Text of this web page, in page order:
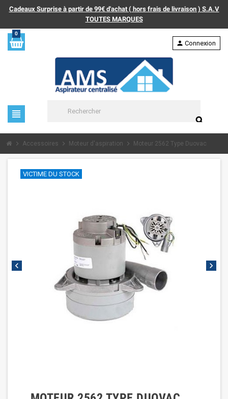
Cadeaux Surprise à partir de 99€ d'achat ( hors frais de livraison ) S.A.V
TOUTES MARQUES
0
view_headline
search
person Connexion
chevron_right Accessoires chevron_right Moteur d'aspiration chevron_right Moteur 2562 Type Duovac
chevron_left chevron_right
VICTIME DU STOCK